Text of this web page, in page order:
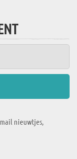
nieuwtjes,